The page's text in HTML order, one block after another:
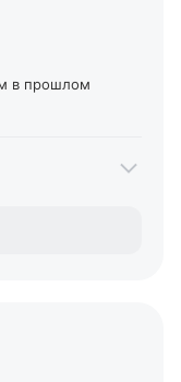
в прошлом